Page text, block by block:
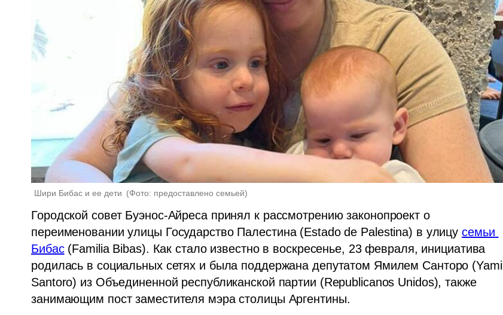
Шири Бибас и ее дети (Фото: предоставлено семьей)
Городской совет Буэнос-Айреса принял к рассмотрению законопроект о
переименовании улицы Государство Палестина (Estado de Palestina) в улицу семьи
Бибас (Familia Bibas). Как стало известно в воскресенье, 23 февраля, инициатива
родилась в социальных сетях и была поддержана депутатом Ямилем Санторо (Yamil
Santoro) из Объединенной республиканской партии (Republicanos Unidos), также
занимающим пост заместителя мэра столицы Аргентины.